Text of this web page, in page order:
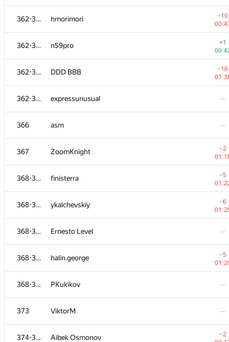
362-365 hmorimori
−10
362-365 n59pro
+1
362-365 DDD BBB
−16
362-365 expressunusual —
366 asm —
367 ZoomKnight
−2
368-372 finisterra
−5
368-372 ykalchevskiy
−6
368-372 Ernesto Level —
368-372 halin.george
−5
368-372 PKukikov —
373 ViktorM —
374-383 Aibek Osmonov
−2
109 /
aelio_ru
352 EvgeniyGor
−3
Viktar Sialiuk
Martin Boeschen
−1
Jarekczek
facanferff
Arios
−6